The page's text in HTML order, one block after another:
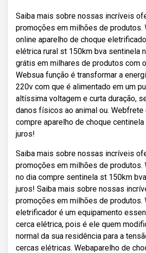
Saiba mais sobre nossas incríveis
promoções em milhões de produtos.
online aparelho de choque
elétrica rural st 150km bva sentinela
grátis em milhares de produtos com
Websua função é transformar a
220v com que é alimentado em um
altíssima voltagem e curta duração,
danos físicos ao animal ou. Webfrete
compre aparelho de choque
juros!
Saiba mais sobre nossas incríveis
promoções em milhões de produtos.
no dia compre sentinela st 150km
juros! Saiba mais sobre nossas
promoções em milhões de produtos.
eletrificador é um equipamento
cerca elétrica, pois é ele quem
normal da sua residência para a
cercas elétricas. Webaparelho de